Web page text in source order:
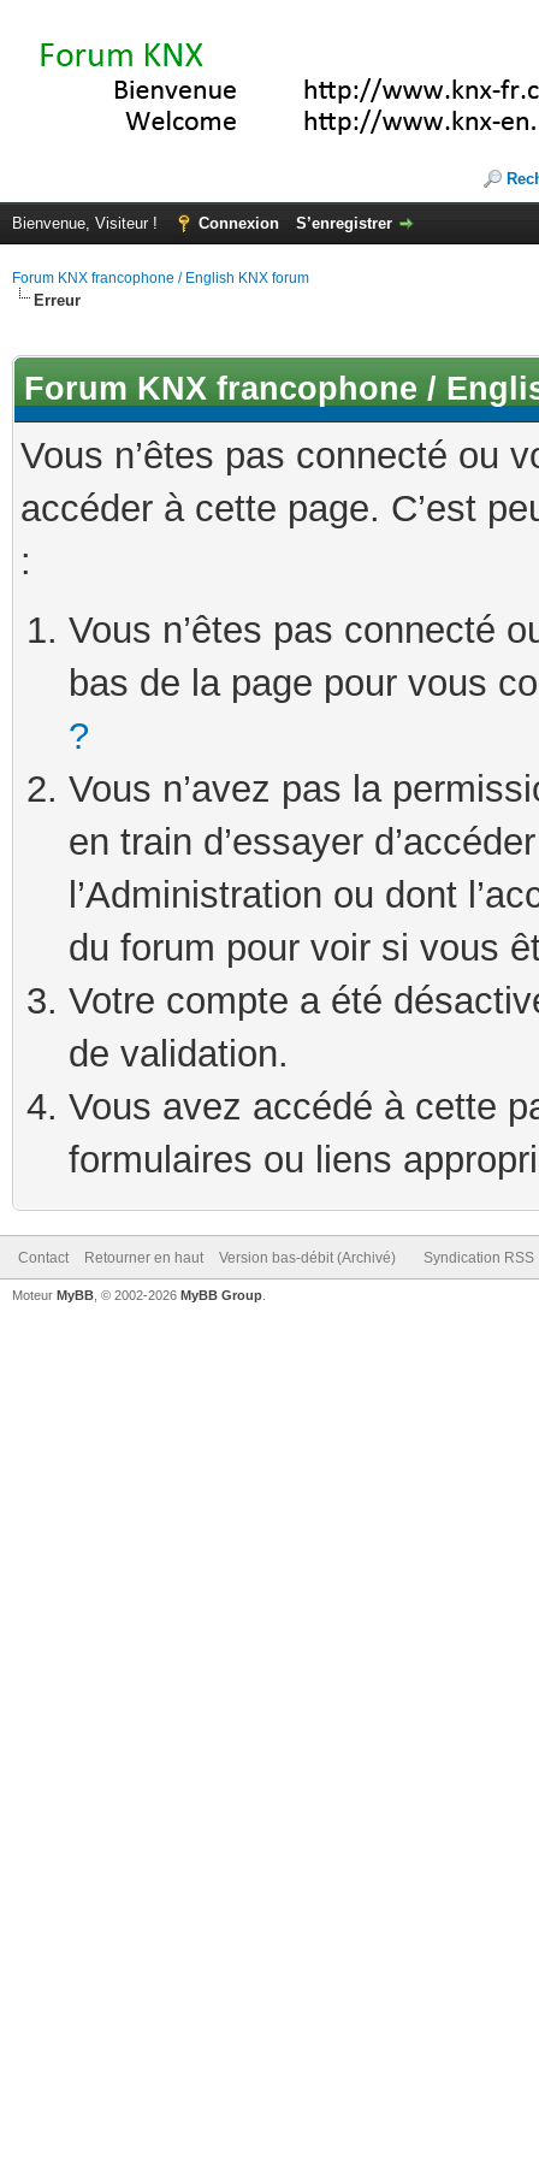
Bienvenue, Visiteur ! Connexion S’enregistrer
Forum KNX francophone / English KNX forum
Erreur
Forum KNX francophone /
Vous n’êtes pas connecté ou
accéder à cette page. C’est
:
Vous n’êtes pas connecté
bas de la page pour vous
?
Vous n’avez pas la
en train d’essayer
l’Administration ou dont
du forum pour voir si vous
Votre compte a été
de validation.
Vous avez accédé à cette
formulaires ou liens
Contact Retourner en haut Version bas-débit (Archivé) Syndication RSS
Moteur MyBB , © 2002-2026 MyBB Group